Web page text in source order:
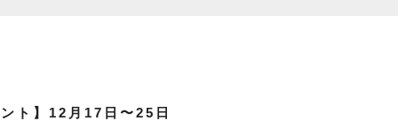
ト】12月17日〜25日